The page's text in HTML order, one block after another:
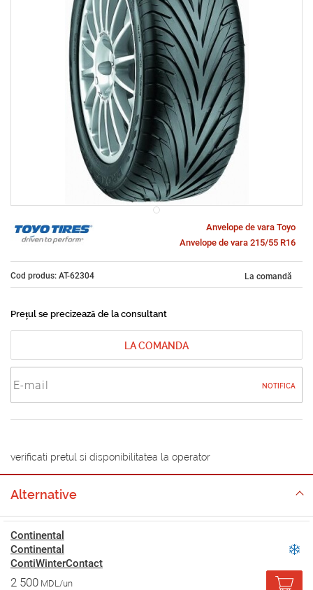
Anvelope de vara Toyo
Anvelope de vara 215/55 R16
Cod produs: AT-62304 La comandă
Prețul se precizează de la consultant
LA COMANDA
NOTIFICA
verificati pretul si disponibilitatea la operator
Alternative
Continental
Continental
ContiWinterContact
2 500 MDL/un